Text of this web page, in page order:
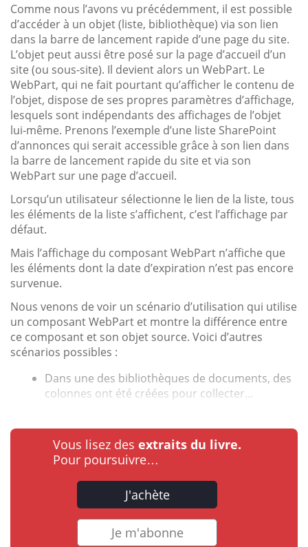
Comme nous l’avons vu précédemment, il est possible
d’accéder à un objet (liste, bibliothèque) via son lien
dans la barre de lancement rapide d’une page du site.
L’objet peut aussi être posé sur la page d’accueil d’un
site (ou sous-site). Il devient alors un WebPart. Le
WebPart, qui ne fait pourtant qu’afficher le contenu de
l’objet, dispose de ses propres paramètres d’affichage,
lesquels sont indépendants des affichages de l’objet
lui-même. Prenons l’exemple d’une liste SharePoint
d’annonces qui serait accessible grâce à son lien dans
la barre de lancement rapide du site et via son
WebPart sur une page d’accueil.
Lorsqu’un utilisateur sélectionne le lien de la liste, tous
les éléments de la liste s’affichent, c’est l’affichage par
défaut.
Mais l’affichage du composant WebPart n’affiche que
les éléments dont la date d’expiration n’est pas encore
survenue.
Nous venons de voir un scénario d’utilisation qui utilise
un composant WebPart et montre la différence entre
ce composant et son objet source. Voici d’autres
scénarios possibles :
Dans une des bibliothèques de documents, des
colonnes ont été créées pour collecter...
Vous lisez des extraits du livre.
Pour poursuivre…
J'achète
Je m'abonne